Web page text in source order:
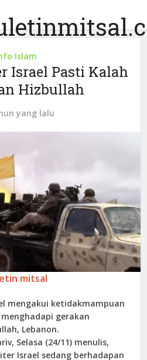
Islam
Israel Pasti Kalah
Hizbullah
yang lalu
mitsal
mengakui ketidakmampuan
gerakan
Lebanon.
Selasa (24/11) menulis,
Israel sedang berhadapan